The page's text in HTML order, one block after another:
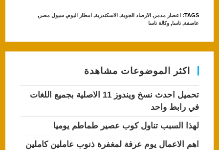
e
b
o
o
k
s
A
p
p
TAGS
: اعصار مدمر, الارصاد الجوية, الاسكندرية, امطار اليوم, سيول مصر,
عاصفة, ناسا, وكالة ناسا
اكثر الموضوعات مشاهدة
تحميل احدث نسخ ويندوز 11 الاصلية بجميع اللغات
في رابط واحد
لهذا السبب تناول كوب عصير طماطم يوميا
اهم الاعمال يوم عرفة لمغفرة ذنوب عاملين كاملين